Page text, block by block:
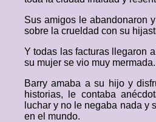
Sus amigos le abandonaron
sobre la crueldad con su
Y todas las facturas llegaron
su mujer se vio muy mermada.
Barry amaba a su hijo y
historias, le contaba
luchar y no le negaba nada y
en el mundo.